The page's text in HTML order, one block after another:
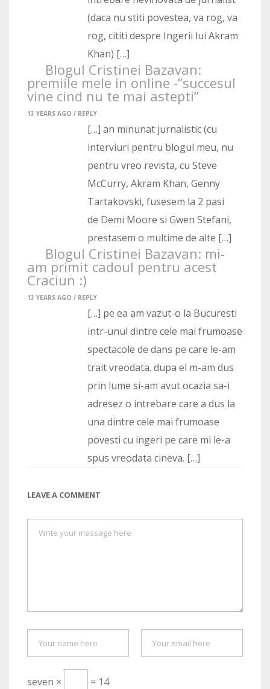
(daca nu stiti povestea, va rog, va
rog, cititi despre Ingerii lui Akram
Khan) […]
Blogul Cristinei Bazavan:
premiile mele in online -”succesul
vine cind nu te mai astepti”
13 YEARS AGO / REPLY
[…] an minunat jurnalistic (cu
interviuri pentru blogul meu, nu
pentru vreo revista, cu Steve
McCurry, Akram Khan, Genny
Tartakovski, fusesem la 2 pasi
de Demi Moore si Gwen Stefani,
prestasem o multime de alte […]
Blogul Cristinei Bazavan: mi-
am primit cadoul pentru acest
Craciun :)
13 YEARS AGO / REPLY
[…] pe ea am vazut-o la Bucuresti
intr-unul dintre cele mai frumoase
spectacole de dans pe care le-am
trait vreodata. dupa el m-am dus
prin lume si-am avut ocazia sa-i
adresez o intrebare care a dus la
una dintre cele mai frumoase
povesti cu ingeri pe care mi le-a
spus vreodata cineva. […]
LEAVE A COMMENT
seven × = 14